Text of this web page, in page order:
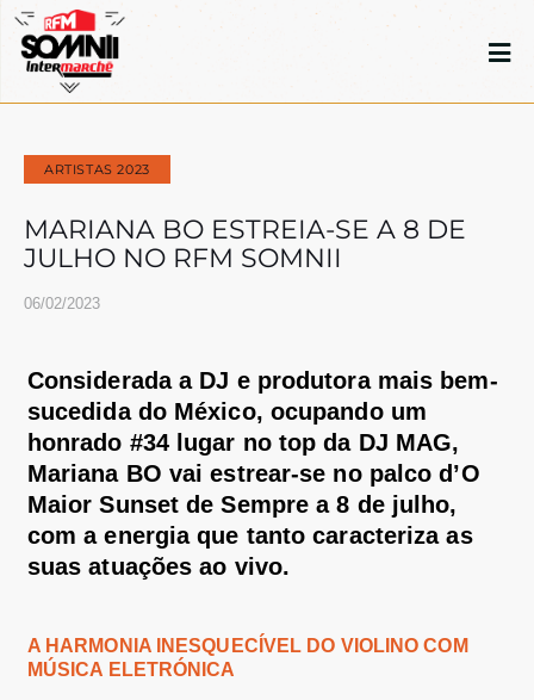
ARTISTAS 2023
MARIANA BO ESTREIA-SE A 8 DE
JULHO NO RFM SOMNII
06/02/2023
Considerada a DJ e produtora mais bem-
sucedida do México, ocupando um
honrado #34 lugar no top da DJ MAG,
Mariana BO vai estrear-se no palco d’O
MaiorSunset de Sempre a 8 de julho,
coma energiaque tantocaracteriza as
suas atuações ao vivo.
A HARMONIA INESQUECÍVEL DO VIOLINO COM
MÚSICA ELETRÓNICA